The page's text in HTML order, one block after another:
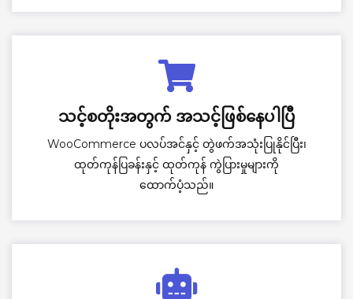
သင့်စတိုးအတွက် အသင့်ဖြစ်နေပါပြီ
WooCommerce ပလပ်အင်နှင့် တွဲဖက်အသုံးပြုနိုင်ပြီး၊
ထုတ်ကုန်ပြခန်းနှင့် ထုတ်ကုန် ကွဲပြားမှုများကို
ထောက်ပံ့သည်။